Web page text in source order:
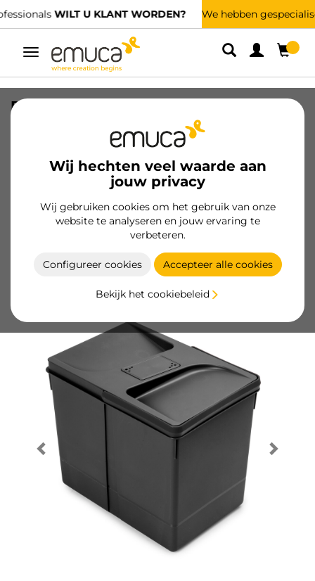
We hebben gespecialiseerde distributeurs.VIND DE DICHTSTBIJZIJNDE
Umschaltbare
Navigation
Wij hechten veel waarde aan
jouw privacy
Wij gebruiken cookies om het gebruik van onze
website te analyseren en jouw ervaring te
verbeteren.
Configureer cookies Accepteer alle cookies
Bekijk het cookiebeleid
Recyclingcontainer voor keukenlade
Recycle met geurdicht deksel, Hoogte
266, 1x15liter, Plastic, Zwart
8259317 / EAN 8432393358079
Essentiële producten
Klant worden
Productspecificatie